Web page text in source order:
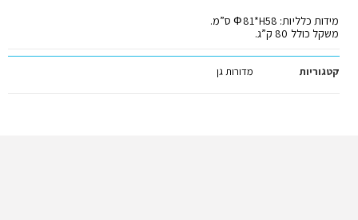
מידות כלליות: Ф81*H58 ס”מ.
משקל כולל 80 ק”ג.
קטגוריות מדורות גן